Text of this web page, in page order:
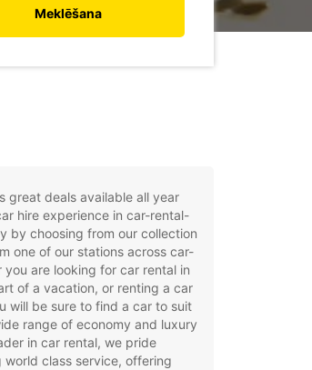
Meklēšana
great deals available all year
hire experience in car-rental-
by choosing from our collection
one of our stations across car-
are looking for car rental in
of a vacation, or renting a car
will be sure to find a car to suit
range of economy and luxury
in car rental, we pride
class service, offering